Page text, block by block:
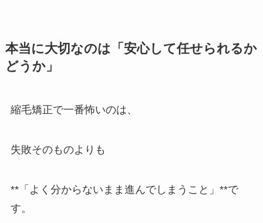
本当に大切なのは「安心して任せられるか
どうか」
縮毛矯正で一番怖いのは、
失敗そのものよりも
**「よく分からないまま進んでしまうこと」**で
す。